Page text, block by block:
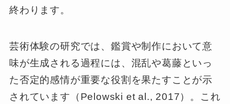
終わります。
芸術体験の研究では、鑑賞や制作において意
味が生成される過程には、混乱や葛藤といっ
た否定的感情が重要な役割を果たすことが示
されています（Pelowski et al., 2017）。これ